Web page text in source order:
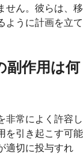
せん。彼らは、移
ように計画を立て
副作用は何
非常によく許容し
を引き起こす可能
適切に投与すれ